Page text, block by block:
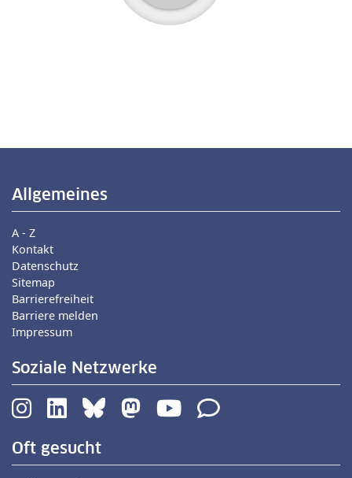
Allgemeines
A - Z
Kontakt
Datenschutz
Sitemap
Barrierefreiheit
Barriere melden
Impressum
Soziale Netzwerke
Oft gesucht